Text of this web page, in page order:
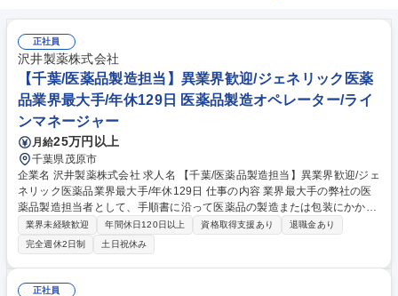
正社員
沢井製薬株式会社
【千葉/医薬品製造担当】異業界歓迎/ジェネリック医薬
品業界最大手/年休129日 医薬品製造オペレーター/ライ
ンマネージャー
月給25万円以上
千葉県茂原市
企業名 沢井製薬株式会社 求人名 【千葉/医薬品製造担当】異業界歓迎/ジェ
ネリック医薬品業界最大手/年休129日 仕事の内容 業界最大手の弊社の医
薬品製造担当者として、手順書に沿って医薬品の製造または包装にかかわ
る機械操作をお願いします。クリーンルーム内での作業となり、衛生的な
環境でお仕事していただけます。 【入社後について】 入社後は約半年に
わたり研修を実施します。入社前の段階では専門的な知識は不要です。医
薬品製造を通じて社会貢献したいという意欲のある方はぜひご応募くださ
い！ 【採用背景】事業拡大・生産量増加に伴い人員強化 募集職種 【千葉/
業界未経験歓迎 年間休日120日以上 資格取得支援あり
退職金あり
完全週休2日制
土日祝休み
正社員